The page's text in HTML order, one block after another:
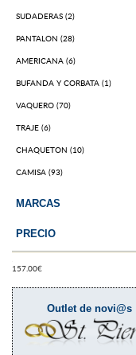
SUDADERAS (2)
PANTALON (28)
AMERICANA (6)
BUFANDA Y CORBATA (1)
VAQUERO (70)
TRAJE (6)
CHAQUETON (10)
CAMISA (93)
MARCAS
PRECIO
157.00€
Outlet de novi@s